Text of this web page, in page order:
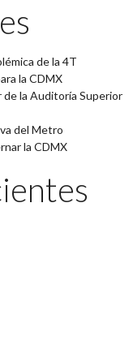
de la 4T
la CDMX
la Auditoría Superior
del Metro
la CDMX